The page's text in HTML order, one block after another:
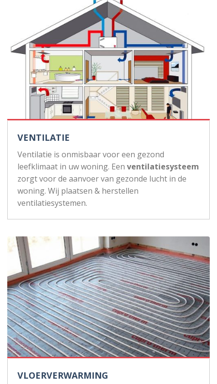
VENTILATIE
Ventilatie is onmisbaar voor een gezond
leefklimaat in uw woning. Een ventilatiesysteem
zorgt voor de aanvoer van gezonde lucht in de
woning. Wij plaatsen & herstellen
ventilatiesystemen.
VLOERVERWARMING